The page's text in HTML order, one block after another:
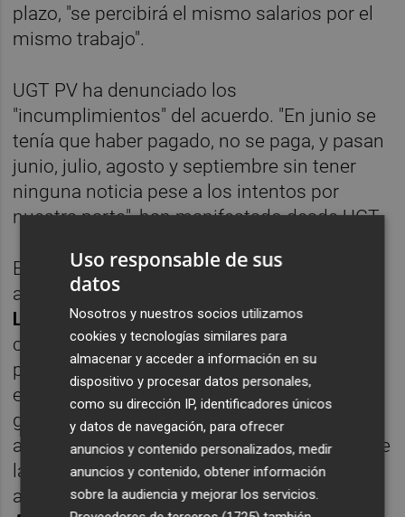
plazo, "se percibirá el mismo salarios por el
mismo trabajo".
UGT PV ha denunciado los
"incumplimientos" del acuerdo. "En junio se
tenía que haber pagado, no se paga, y pasan
junio, julio, agosto y septiembre sin tener
ninguna noticia pese a los intentos por
nuestra parte", han manifestado desde UGT.
En ese contexto, este martes el consejo de
administración de Sitval nombró a
López Moradirector general de la entidad
con el objetivo de conseguir que la empresa
pública alcance "un punto óptimo de
eficiencia operativa" tras los problemas
generados este verano y que se han
acumulado en la mayor parte del territorio de
la Comunitat Valenciana. Asimismo, se
aprobó que el actual director, Josep Antoni
Uso responsable de sus
datos
Nosotros y nuestros socios utilizamos
cookies y tecnologías similares para
almacenar y acceder a información en su
dispositivo y procesar datos personales,
como su dirección IP, identificadores únicos
y datos de navegación, para ofrecer
anuncios y contenido personalizados, medir
anuncios y contenido, obtener información
sobre la audiencia y mejorar los servicios.